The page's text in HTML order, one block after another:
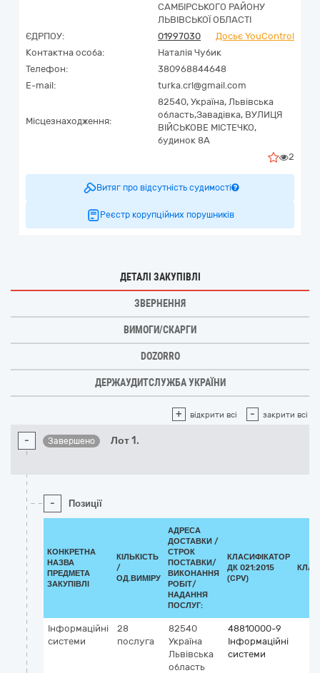
САМБІРСЬКОГО РАЙОНУ
ЛЬВІВСЬКОЇ ОБЛАСТІ
ЄДРПОУ:
01997030
Досьє YouControl
Контактна особа:
Наталія Чубик
Телефон:
380968844648
E-mail:
turka.crl@gmail.com
Місцезнаходження:
82540, Україна, Львівська
область,Завадівка, ВУЛИЦЯ
ВІЙСЬКОВЕ МІСТЕЧКО,
будинок 8А
2
Витяг про відсутність судимості
Реєстр корупційних порушників
ДЕТАЛІ ЗАКУПІВЛІ
ЗВЕРНЕННЯ
ВИМОГИ/СКАРГИ
DOZORRO
ДЕРЖАУДИТСЛУЖБА УКРАЇНИ
+ відкрити всі - закрити всі
- Завершено Лот 1.
- Позиції
КОНКРЕТНА
НАЗВА
ПРЕДМЕТА
ЗАКУПІВЛІ
КІЛЬКІСТЬ
/
ОД.ВИМІРУ
АДРЕСА
ДОСТАВКИ /
СТРОК
ПОСТАВКИ/
ВИКОНАННЯ
РОБІТ/
НАДАННЯ
ПОСЛУГ:
КЛАСИФІКАТОР
ДК 021:2015
(CPV)
Інформаційні
системи
28
послуга
82540
Україна
Львівська
область
48810000-9
Інформаційні
системи